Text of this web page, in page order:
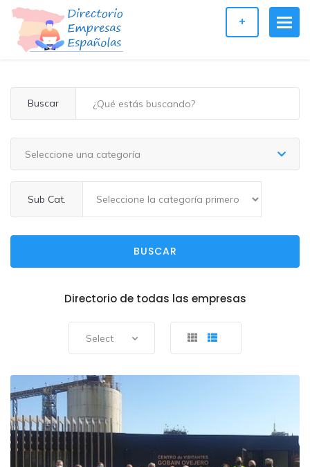
+
Buscar
Seleccione una categoría
Sub Cat.
BUSCAR
Directorio de todas las empresas
Select